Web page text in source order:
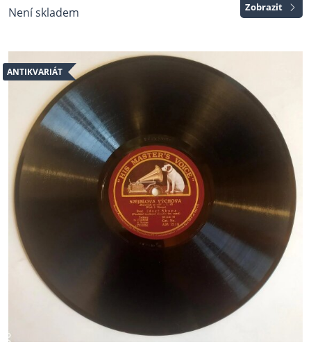
Není skladem Zobrazit
ANTIKVARIÁT